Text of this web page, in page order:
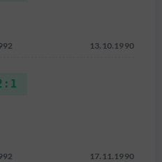
13.10.1990
: 1
17.11.1990